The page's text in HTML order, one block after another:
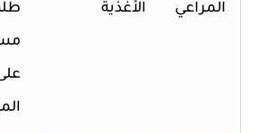
المراعي الأغذية
على